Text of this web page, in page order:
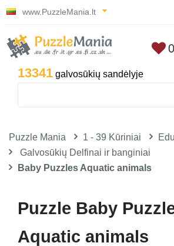
www.PuzzleMania.lt
13341 galvosūkių sandėlyje
0
Puzzle Mania 1 - 39 Kūriniai
Galvosūkių Delfinai ir banginiai
Baby Puzzles Aquatic animals
Puzzle Baby
Aquatic animals